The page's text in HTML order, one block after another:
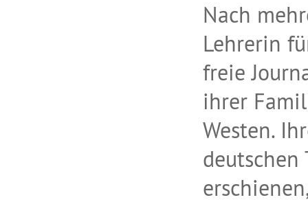
Nach
Lehrerin
freie
ihrer
Westen.
deutschen